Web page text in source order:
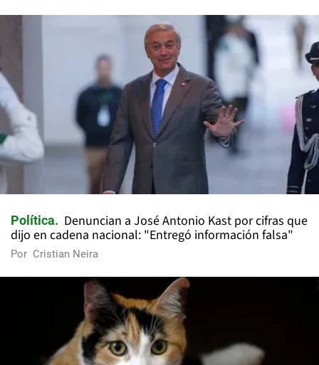
Política
Denuncian a José Antonio Kast por cifras que
dijo en cadena nacional: "Entregó información falsa"
Por Cristian Neira